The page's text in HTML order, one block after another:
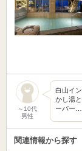
～10代
男性
白山イ
かし湯
ーパー…
関連情報から探す